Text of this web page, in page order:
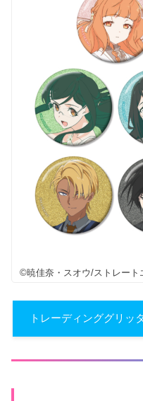
©暁佳奈・スオウ/ストレート
トレーディンググリッ